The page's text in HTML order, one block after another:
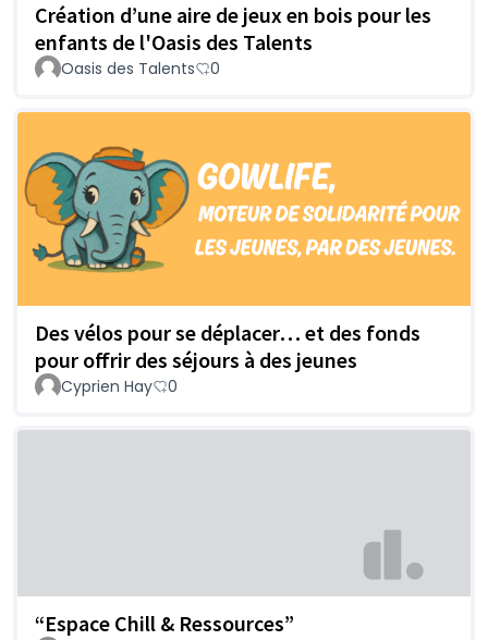
Création d’une aire de jeux en bois pour les
enfants de l'Oasis des Talents
Oasis des Talents 0
Des vélos pour se déplacer… et des fonds
pour offrir des séjours à des jeunes
Cyprien Hay 0
“Espace Chill & Ressources”